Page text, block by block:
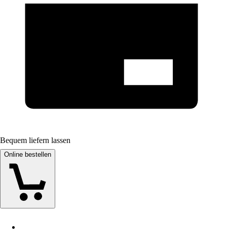
Bequem liefern lassen
Online bestellen